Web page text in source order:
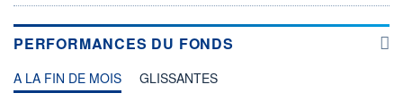
PERFORMANCES DU FONDS
A LA FIN DE MOIS GLISSANTES